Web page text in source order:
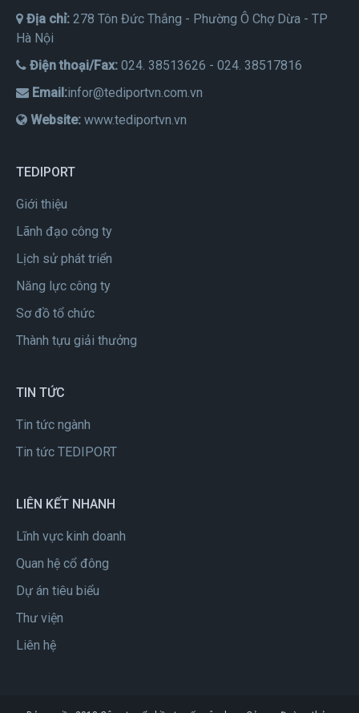
Địa chỉ: 278 Tôn Đức Thắng - Phường Ô Chợ Dừa - TP
Hà Nội
Điện thoại/Fax: 024. 38513626 - 024. 38517816
Email:infor@tediportvn.com.vn
Website: www.tediportvn.vn
TEDIPORT
Giới thiệu
Lãnh đạo công ty
Lịch sử phát triển
Năng lực công ty
Sơ đồ tổ chức
Thành tựu giải thưởng
TIN TỨC
Tin tức ngành
Tin tức TEDIPORT
LIÊN KẾT NHANH
Lĩnh vực kinh doanh
Quan hệ cổ đông
Dự án tiêu biểu
Thư viện
Liên hệ